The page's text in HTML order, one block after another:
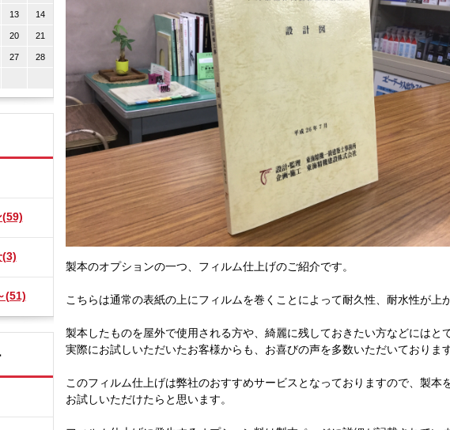
製本のオプションの一つ、フィルム仕上げのご紹介です。
こちらは通常の表紙の上にフィルムを巻くことによって耐久性、耐水性が上
製本したものを屋外で使用される方や、綺麗に残しておきたい方などにはと
実際にお試しいただいたお客様からも、お喜びの声を多数いただいております
このフィルム仕上げは弊社のおすすめサービスとなっておりますので、製本
お試しいただけたらと思います。
13 14
20 21
27 28
(59)
(3)
(51)